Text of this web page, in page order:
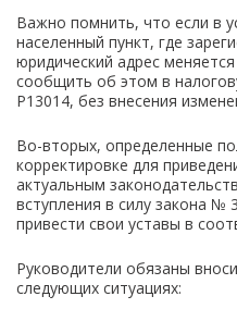
Важно помнить, что если в
населенный пункт, где
юридический адрес
сообщить об этом в
Р13014, без внесения
Во-вторых, определенные
корректировке для
актуальным
вступления в силу закона №
привести свои уставы в
Руководители обязаны
следующих ситуациях: